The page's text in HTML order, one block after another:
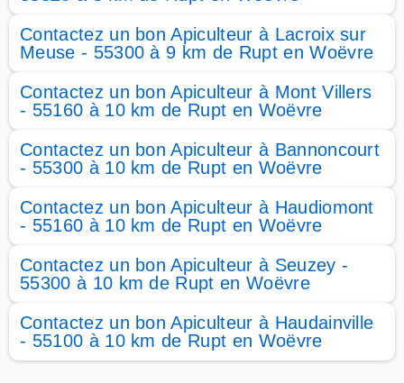
Contactez un bon Apiculteur à Lacroix sur
Meuse - 55300 à 9 km de Rupt en Woëvre
Contactez un bon Apiculteur à Mont Villers
- 55160 à 10 km de Rupt en Woëvre
Contactez un bon Apiculteur à Bannoncourt
- 55300 à 10 km de Rupt en Woëvre
Contactez un bon Apiculteur à Haudiomont
- 55160 à 10 km de Rupt en Woëvre
Contactez un bon Apiculteur à Seuzey -
55300 à 10 km de Rupt en Woëvre
Contactez un bon Apiculteur à Haudainville
- 55100 à 10 km de Rupt en Woëvre